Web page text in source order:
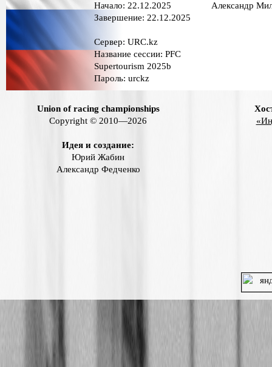
Начало: 22.12.2025
Завершение: 22.12.2025
Сервер: URC.kz
Название сессии: PFC
Supertourism 2025b
Пароль: urckz
Александр
Union of racing championships
Copyright © 2010—2026
Идея и создание:
Юрий Жабин
Александр Федченко